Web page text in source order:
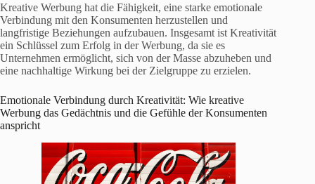
Kreative Werbung hat die Fähigkeit, eine starke emotionale
Verbindung mit den Konsumenten herzustellen und
langfristige Beziehungen aufzubauen. Insgesamt ist Kreativität
ein Schlüssel zum Erfolg in der Werbung, da sie es
Unternehmen ermöglicht, sich von der Masse abzuheben und
eine nachhaltige Wirkung bei der Zielgruppe zu erzielen.
Emotionale Verbindung durch Kreativität: Wie kreative
Werbung das Gedächtnis und die Gefühle der Konsumenten
anspricht